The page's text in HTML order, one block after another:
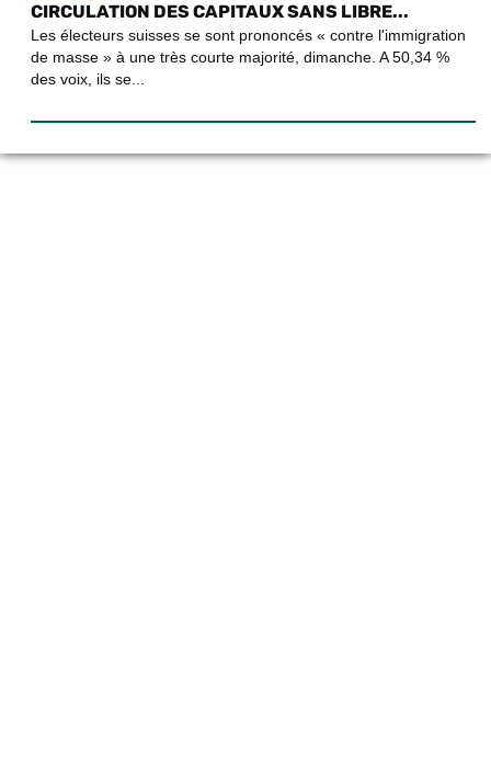
CIRCULATION DES CAPITAUX SANS LIBRE...
Les électeurs suisses se sont prononcés « contre l'immigration
de masse » à une très courte majorité, dimanche. A 50,34 %
des voix, ils se...